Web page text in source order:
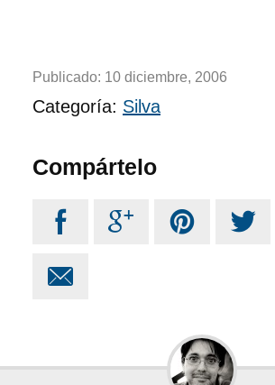
Publicado: 10 diciembre, 2006
Categoría: Silva
Compártelo
   
